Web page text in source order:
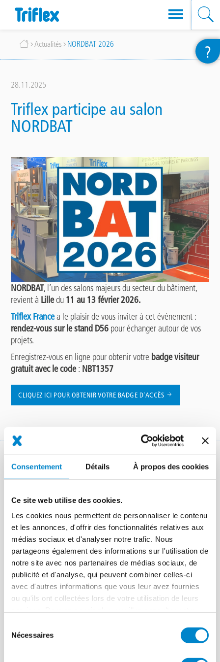
Consentement Détails À propos des cookies
Ce site web utilise des cookies.
Les cookies nous permettent de personnaliser le contenu
et les annonces, d'offrir des fonctionnalités relatives aux
médias sociaux et d'analyser notre trafic. Nous
partageons également des informations sur l'utilisation de
notre site avec nos partenaires de médias sociaux, de
publicité et d'analyse, qui peuvent combiner celles-ci
avec d'autres informations que vous leur avez fournies
ou qu'ils ont collectées lors de votre utilisation de leurs
Nécessaires
contenu
Fil
d'Ariane
Actualités NORDBAT 2026
28.11.2025
Triflex participe au salon
NORDBAT
NORDBAT, l’un des salons majeurs du secteur du bâtiment,
revient à Lilledu 11 au 13 février 2026.
Triflex Francea le plaisir de vous inviter à cet événement :
rendez-vous sur le stand D56 pour échanger autour de vos
projets.
Enregistrez-vous en ligne pour obtenir votre badge visiteur
gratuit avec le code: NBT1357
CLIQUEZ ICI POUR OBTENIR VOTRE BADGE D'ACCÈS
Retrouvez toute l'actualité de
Triflex France
?